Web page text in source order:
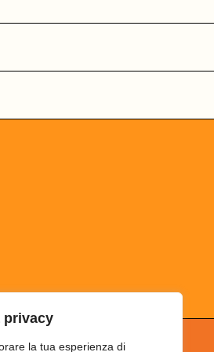
privacy
la tua esperienza di